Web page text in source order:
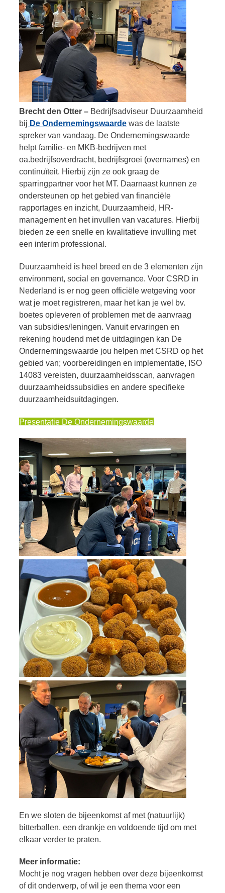
Brecht den Otter – Bedrijfsadviseur Duurzaamheid
bij De Ondernemingswaarde was de laatste
spreker van vandaag. De Ondernemingswaarde
helpt familie- en MKB-bedrijven met
oa.bedrijfsoverdracht, bedrijfsgroei (overnames) en
continuïteit. Hierbij zijn ze ook graag de
sparringpartner voor het MT. Daarnaast kunnen ze
ondersteunen op het gebied van financiële
rapportages en inzicht, Duurzaamheid, HR-
management en het invullen van vacatures. Hierbij
bieden ze een snelle en kwalitatieve invulling met
een interim professional.
Duurzaamheid is heel breed en de 3 elementen zijn
environment, social en governance. Voor CSRD in
Nederland is er nog geen officiële wetgeving voor
wat je moet registreren, maar het kan je wel bv.
boetes opleveren of problemen met de aanvraag
van subsidies/leningen. Vanuit ervaringen en
rekening houdend met de uitdagingen kan De
Ondernemingswaarde jou helpen met CSRD op het
gebied van; voorbereidingen en implementatie, ISO
14083 vereisten, duurzaamheidsscan, aanvragen
duurzaamheidssubsidies en andere specifieke
duurzaamheidsuitdagingen.
Presentatie De Ondernemingswaarde
En we sloten de bijeenkomst af met (natuurlijk)
bitterballen, een drankje en voldoende tijd om met
elkaar verder te praten.
Meer informatie:
Mocht je nog vragen hebben over deze bijeenkomst
of dit onderwerp, of wil je een thema voor een